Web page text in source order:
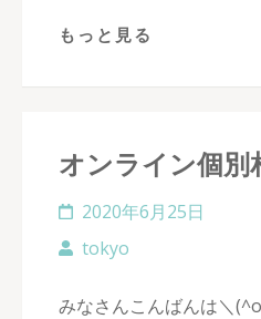
もっと見る
オンライン個別
2020年6月25日
tokyo
みなさんこんばんは＼